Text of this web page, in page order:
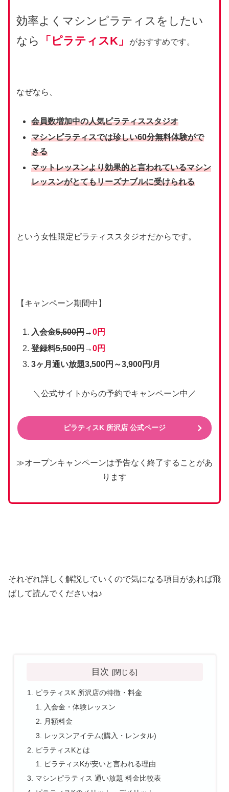
効率よくマシンピラティスをしたい
なら
「ピラティスK」 がおすすめです。
なぜなら、
会員数増加中の人気ピラティススタジオ
マシンピラティスでは珍しい60分無料体験がで
きる
マットレッスンより効果的と言われているマシン
レッスンがとてもリーズナブルに受けられる
という女性限定ピラティススタジオだからです。
【キャンペーン期間中】
入会金5,500円→0円
登録料5,500円→0円
3ヶ月通い放題3,500円～3,900円/月
＼公式サイトからの予約でキャンペーン中／
ピラティスK 所沢店 公式ページ
≫オープンキャンペーンは予告なく終了することがあ
ります
それぞれ詳しく解説していくので気になる項目があれば飛
ばして読んでくださいね♪
目次
ピラティスK 所沢店の特徴・料金
入会金・体験レッスン
月額料金
レッスンアイテム(購入・レンタル)
ピラティスKとは
ピラティスKが安いと言われる理由
マシンピラティス 通い放題 料金比較表